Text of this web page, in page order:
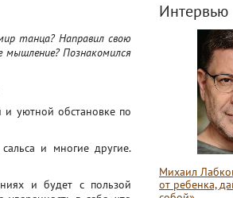
танца? Направил свою
мышление? Познакомился
уютной обстановке по
и многие другие.
и будет с пользой
Интервью
Михаил
от ребенка,